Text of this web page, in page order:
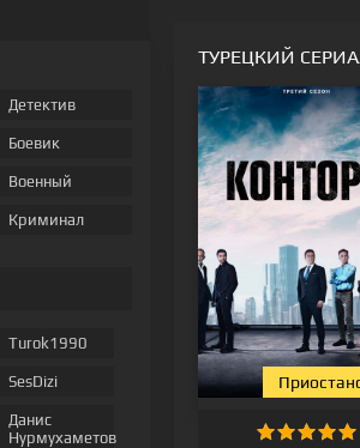
ТУРЕЦКИЙ
Детектив
Боевик
Военный
Криминал
Turok1990
SesDizi
Данис
Нурмухаметов